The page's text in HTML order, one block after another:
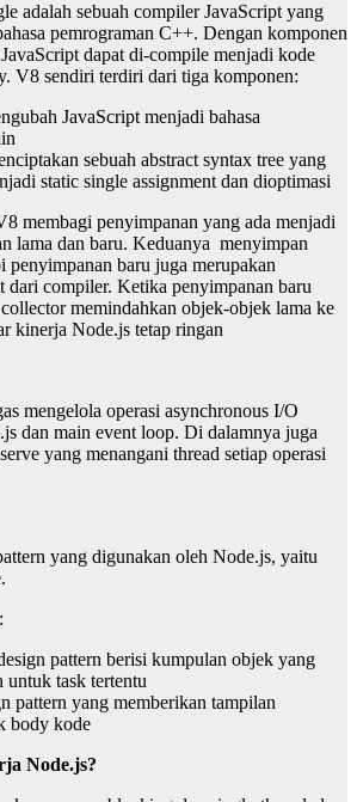
adalah sebuah compiler JavaScript yang
pemrograman C++. Dengan komponen
dapat di-compile menjadi kode
V8 sendiri terdiri dari tiga komponen:
JavaScript menjadi bahasa
sebuah abstract syntax tree yang
static single assignment dan dioptimasi
membagi penyimpanan yang ada menjadi
lama dan baru. Keduanya menyimpan
penyimpanan baru juga merupakan
dari compiler. Ketika penyimpanan baru
memindahkan objek-objek lama ke
kinerja Node.js tetap ringan
mengelola operasi asynchronous I/O
dan main event loop. Di dalamnya juga
yang menangani thread setiap operasi
yang digunakan oleh Node.js, yaitu
pattern berisi kumpulan objek yang
untuk task tertentu
pattern yang memberikan tampilan
body kode
Node.js?